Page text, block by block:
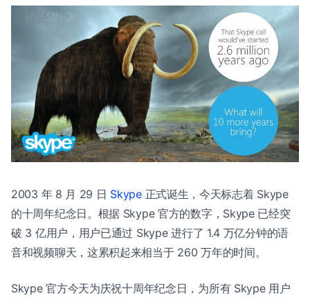
2003 年 8 月 29 日 Skype正式诞生，今天标志着 Skype
的十周年纪念日。根据 Skype 官方的数字，Skype 已经突
破 3 亿用户，用户已通过 Skype 进行了 1.4 万亿分钟的语
音和视频聊天，这累积起来相当于 260 万年的时间。
Skype 官方今天为庆祝十周年纪念日，为所有 Skype 用户